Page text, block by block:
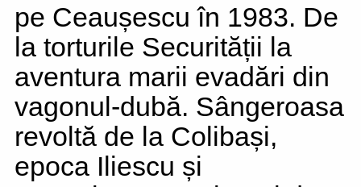
pe Ceaușescu în 1983. De
la torturile Securității la
aventura marii evadări din
vagonul-dubă. Sângeroasa
revoltă de la Colibași,
epoca Iliescu și